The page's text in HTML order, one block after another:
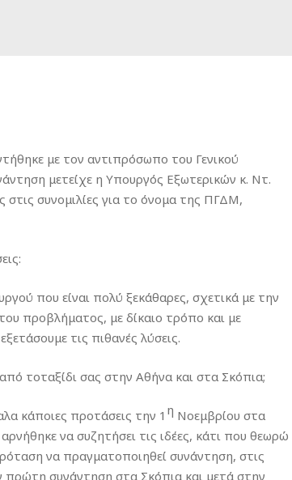
με τον αντιπρόσωπο του Γενικού
μετείχε η Υπουργός Εξωτερικών κ. Ντ.
συνομιλίες για το όνομα της ΠΓΔΜ,
που είναι πολύ ξεκάθαρες, σχετικά με την
προβλήματος, με δίκαιο τρόπο και με
τις πιθανές λύσεις.
τοταξίδι σας στην Αθήνα και στα Σκόπια;
κάποιες προτάσεις την 1 η Νοεμβρίου στα
να συζητήσει τις ιδέες, κάτι που θεωρώ
να πραγματοποιηθεί συνάντηση, στις
πρώτη συνάντηση στα Σκόπια και μετά στην